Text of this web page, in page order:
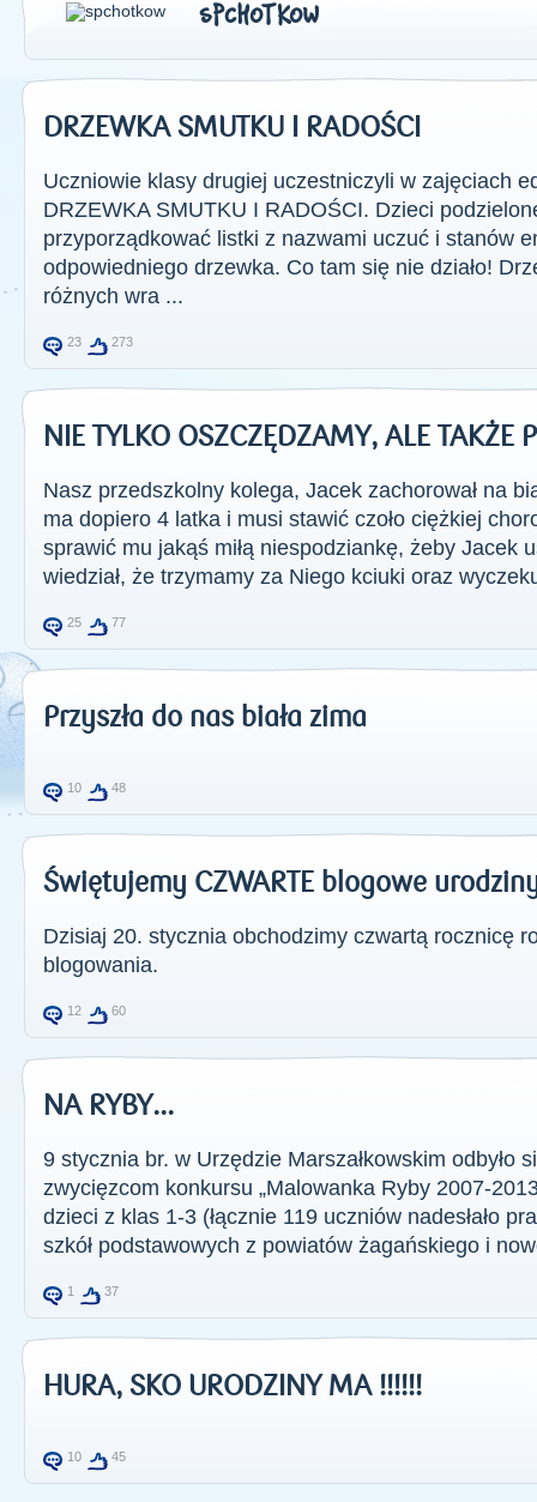
SPCHOTKOW
DRZEWKA SMUTKU I RADOŚCI
Uczniowie klasy drugiej uczestniczyli w zajęciach
DRZEWKA SMUTKU I RADOŚCI. Dzieci
przyporządkować listki z nazwami uczuć i stanów
odpowiedniego drzewka. Co tam się nie działo!
różnych wra ...
23 273
NIE TYLKO OSZCZĘDZAMY, ALE TAKŻE
Nasz przedszkolny kolega, Jacek zachorował na
ma dopiero 4 latka i musi stawić czoło ciężkiej
sprawić mu jakąś miłą niespodziankę, żeby Jacek
wiedział, że trzymamy za Niego kciuki oraz
25 77
Przyszła do nas biała zima
10 48
Świętujemy CZWARTE blogowe
Dzisiaj 20. stycznia obchodzimy czwartą rocznicę
blogowania.
12 60
NA RYBY...
9 stycznia br. w Urzędzie Marszałkowskim odbyło
zwycięzcom konkursu „Malowanka Ryby 2007-
dzieci z klas 1-3 (łącznie 119 uczniów nadesłało
szkół podstawowych z powiatów żagańskiego i
1 37
HURA, SKO URODZINY MA !!!!!!
10 45